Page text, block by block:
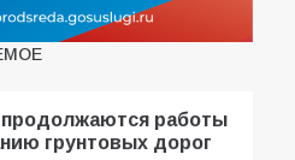
продолжаются работы
грунтовых дорог